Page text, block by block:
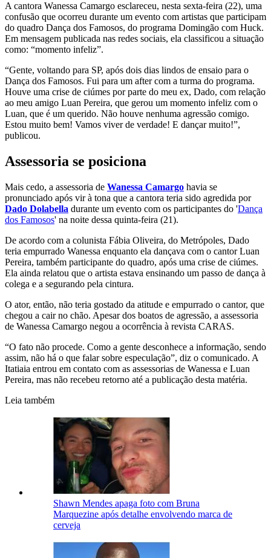
A cantora Wanessa Camargo esclareceu, nesta sexta-feira (22), uma
confusão que ocorreu durante um evento com artistas que participam
do quadro Dança dos Famosos, do programa Domingão com Huck.
Em mensagem publicada nas redes sociais, ela classificou a situação
como: “momento infeliz”.
“Gente, voltando para SP, após dois dias lindos de ensaio para o
Dança dos Famosos. Fui para um after com a turma do programa.
Houve uma crise de ciúmes por parte do meu ex, Dado, com relação
ao meu amigo Luan Pereira, que gerou um momento infeliz com o
Luan, que é um querido. Não houve nenhuma agressão comigo.
Estou muito bem! Vamos viver de verdade! E dançar muito!”,
publicou.
Assessoria se posiciona
Mais cedo, a assessoria de Wanessa Camargo havia se
pronunciado após vir à tona que a cantora teria sido agredida por
Dado Dolabella durante um evento com os participantes do 'Dança
dos Famosos' na noite dessa quinta-feira (21).
De acordo com a colunista Fábia Oliveira, do Metrópoles, Dado
teria empurrado Wanessa enquanto ela dançava com o cantor Luan
Pereira, também participante do quadro, após uma crise de ciúmes.
Ela ainda relatou que o artista estava ensinando um passo de dança à
colega e a segurando pela cintura.
O ator, então, não teria gostado da atitude e empurrado o cantor, que
chegou a cair no chão. Apesar dos boatos de agressão, a assessoria
de Wanessa Camargo negou a ocorrência à revista CARAS.
“O fato não procede. Como a gente desconhece a informação, sendo
assim, não há o que falar sobre especulação”, diz o comunicado. A
Itatiaia entrou em contato com as assessorias de Wanessa e Luan
Pereira, mas não recebeu retorno até a publicação desta matéria.
Leia também
Shawn Mendes apaga foto com Bruna
Marquezine após detalhe envolvendo marca de
cerveja